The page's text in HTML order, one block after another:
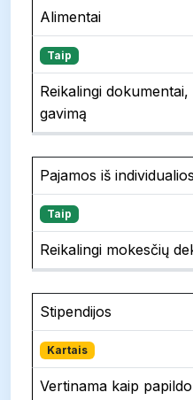
Alimentai
Taip
Reikalingi
gavimą
Pajamos iš
Taip
Reikalingi mokesčių
Stipendijos
Kartais
Vertinama kaip